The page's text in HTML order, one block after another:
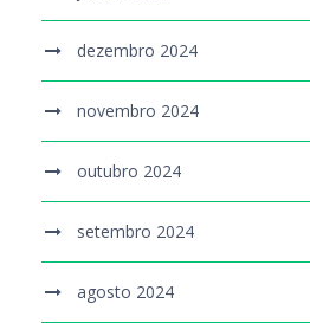
dezembro 2024
novembro 2024
outubro 2024
setembro 2024
agosto 2024